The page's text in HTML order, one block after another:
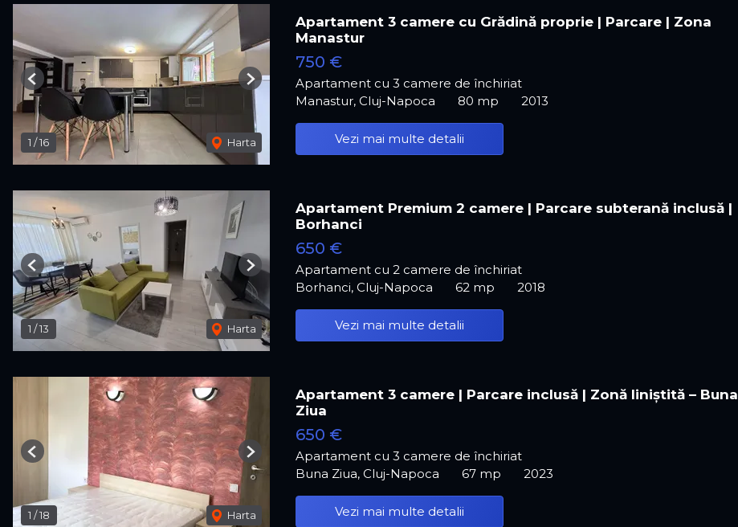
1 /16 Harta
Previous Next
Apartament 3 camere cu Grădină proprie | Parcare | Zona
Manastur
750 €
Apartament cu 3 camere de închiriat
Manastur, Cluj-Napoca
80 mp 2013
Vezi mai multe detalii
1 /13 Harta
Previous Next
Apartament Premium 2 camere | Parcare subterană inclusă |
Borhanci
650 €
Apartament cu 2 camere de închiriat
Borhanci, Cluj-Napoca
62 mp 2018
Vezi mai multe detalii
1 /18 Harta
Previous Next
Apartament 3 camere | Parcare inclusă | Zonă liniștită – Buna
Ziua
650 €
Apartament cu 3 camere de închiriat
Buna Ziua, Cluj-Napoca
67 mp 2023
Vezi mai multe detalii